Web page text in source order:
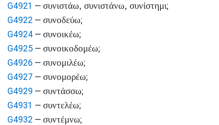
G4921 — συνιστάω, συνιστάνω, συνίστημι;
G4922 — συνοδεύω;
G4924 — συνοικέω;
G4925 — συνοικοδομέω;
G4926 — συνομιλέω;
G4927 — συνομορέω;
G4929 — συντάσσω;
G4931 — συντελέω;
G4932 — συντέμνω;